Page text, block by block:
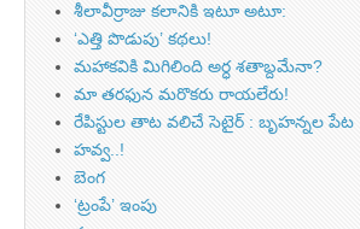
శీలావీర్రాజు కలానికి ఇటూ అటూ:
‘ఎత్తి పొడుపు’ కథలు!
మహాకవికి మిగిలింది అర్ధ శతాబ్దమేనా?
మా తరఫున మరొకరు రాయలేరు!
రేపిస్టుల తాట వలిచే సెటైర్ : బృహన్నల పేట
హవ్వ..!
బెంగ
‘ట్రంపే’ ఇంపు